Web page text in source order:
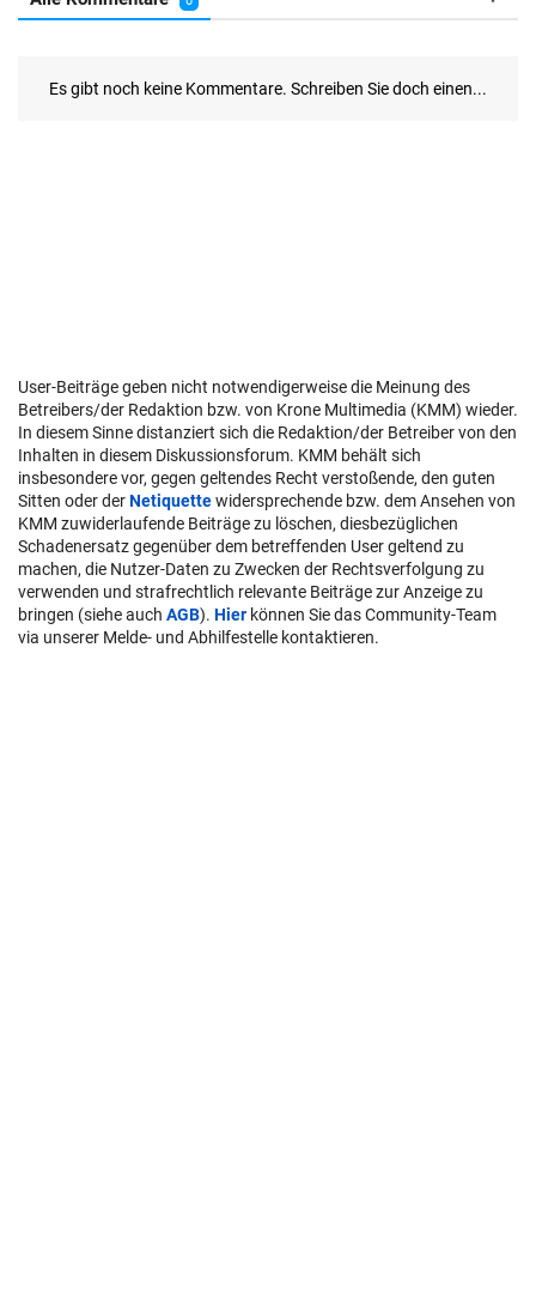
User-Beiträge geben nicht notwendigerweise die Meinung des
Betreibers/der Redaktion bzw. von Krone Multimedia (KMM) wieder.
In diesem Sinne distanziert sich die Redaktion/der Betreiber von den
Inhalten in diesem Diskussionsforum. KMM behält sich
insbesondere vor, gegen geltendes Recht verstoßende, den guten
Sitten oder derNetiquettewidersprechende bzw. dem Ansehen von
KMM zuwiderlaufende Beiträge zu löschen, diesbezüglichen
Schadenersatz gegenüber dem betreffenden User geltend zu
machen, die Nutzer-Daten zu Zwecken der Rechtsverfolgung zu
verwenden und strafrechtlich relevante Beiträge zur Anzeige zu
bringen (siehe auch AGB). Hier können Sie das Community-Team
via unserer Melde- und Abhilfestelle kontaktieren.